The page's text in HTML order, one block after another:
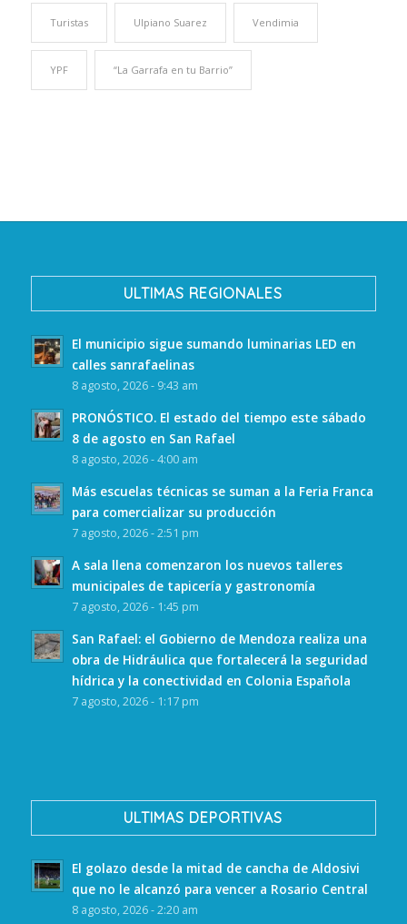
Turistas Ulpiano Suarez Vendimia
YPF “La Garrafa en tu Barrio”
ULTIMAS REGIONALES
El municipio sigue sumando luminarias LED en
calles sanrafaelinas
8 agosto, 2026 - 9:43 am
PRONÓSTICO. El estado del tiempo este sábado
8 de agosto en San Rafael
8 agosto, 2026 - 4:00 am
Más escuelas técnicas se suman a la Feria Franca
para comercializar su producción
7 agosto, 2026 - 2:51 pm
A sala llena comenzaron los nuevos talleres
municipales de tapicería y gastronomía
7 agosto, 2026 - 1:45 pm
San Rafael: el Gobierno de Mendoza realiza una
obra de Hidráulica que fortalecerá la seguridad
hídrica y la conectividad en Colonia Española
7 agosto, 2026 - 1:17 pm
ULTIMAS DEPORTIVAS
El golazo desde la mitad de cancha de Aldosivi
que no le alcanzó para vencer a Rosario Central
8 agosto, 2026 - 2:20 am